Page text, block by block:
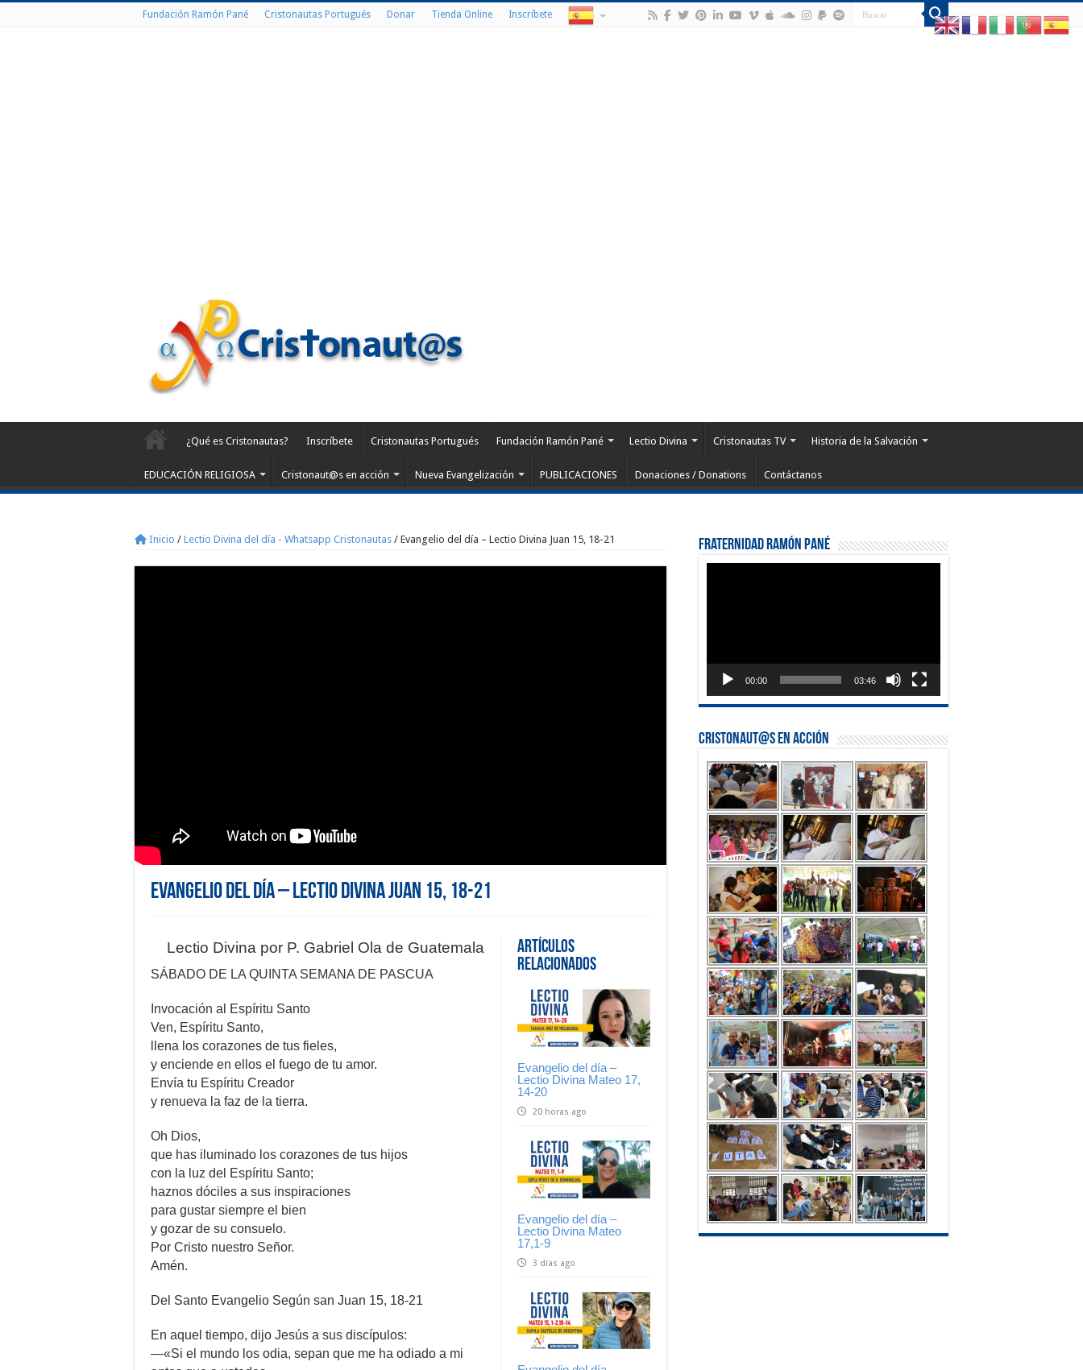
Fundación Ramón Pané Cristonautas Portugués Donar Tienda Online Inscríbete
¿Qué es Cristonautas? Inscríbete Cristonautas Portugués Fundación Ramón Pané Lectio Divina Cristonautas TV Historia de la Salvación
EDUCACIÓN RELIGIOSA Cristonaut@s en acción Nueva Evangelización PUBLICACIONES Donaciones / Donations Contáctanos
Inicio / Lectio Divina del día - Whatsapp Cristonautas / Evangelio del día – Lectio Divina Juan 15, 18-21
Evangelio del día – Lectio Divina Juan 15, 18-21
Artículos
Relacionados
Evangelio del día –
Lectio Divina Mateo 17,
14-20
20 horas ago
Evangelio del día –
Lectio Divina Mateo
17,1-9
3 días ago
Lectio Divina por P. Gabriel Ola de Guatemala
SÁBADO DE LA QUINTA SEMANA DE PASCUA
Invocación al Espíritu Santo
Ven, Espíritu Santo,
llena los corazones de tus fieles,
y enciende en ellos el fuego de tu amor.
Envía tu Espíritu Creador
y renueva la faz de la tierra.
Oh Dios,
que has iluminado los corazones de tus hijos
con la luz del Espíritu Santo;
haznos dóciles a sus inspiraciones
para gustar siempre el bien
y gozar de su consuelo.
Por Cristo nuestro Señor.
Amén.
Del Santo Evangelio Según san Juan 15, 18-21
En aquel tiempo, dijo Jesús a sus discípulos:
—«Si el mundo los odia, sepan que me ha odiado a mi
Fraternidad Ramón Pané
00:00 03:46
Cristonaut@s en Acción